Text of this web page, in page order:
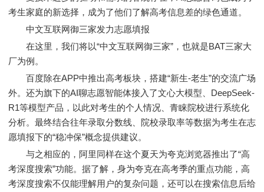
考生家庭的新选择，成为了他们了解高考信息差的绿色通道。
中文互联网御三家发力志愿填报
在这里，我们将以“中文互联网御三家”，也就是BAT三家大
厂为例。
百度除在APP中推出高考板块，搭建“新生-老生”的交流广场
外。还为旗下的AI聊志愿智能体接入了文心大模型、DeepSeek-
R1等模型产品，以此对考生的个人情况、青睐院校进行系统化
分析。最终结合往年录取分数线、院校录取率等数据为考生在志
愿填报下的“稳冲保”概念提供建议。
与之相应的，阿里同样在这个夏天为夸克浏览器推出了“高
考深度搜索”功能。据了解，身为夸克在高考季的重点功能，高
考深度搜索不仅能理解用户的复杂问题，还可以在搜索信息后给